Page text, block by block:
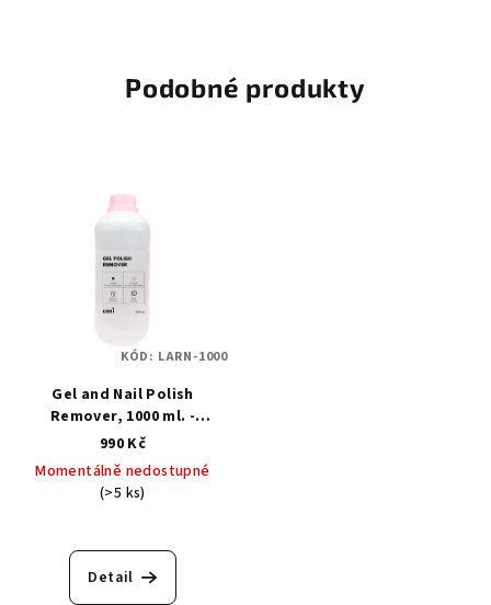
Podobné produkty
Gel and Nail Polish
Remover, 1000 ml. -
Odstraňovač laku a gellaku
990 Kč
Momentálně nedostupné
(>5 ks)
Detail
KÓD: LARN-1000